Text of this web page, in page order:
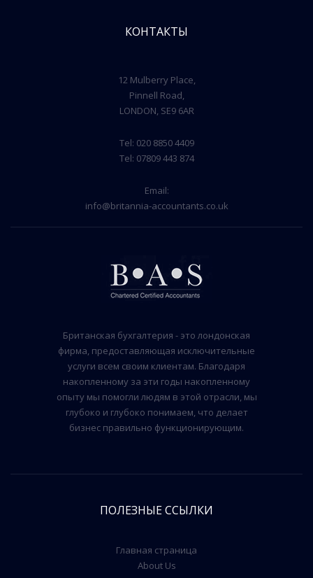
КОНТАКТЫ
12 Mulberry Place,
Pinnell Road,
LONDON, SE9 6AR
Tel: 020 8850 4409
Tel: 07809 443 874
Email:
info@britannia-accountants.co.uk
Британская бухгалтерия - это лондонская
фирма, предоставляющая исключительные
услуги всем своим клиентам. Благодаря
накопленному за эти годы накопленному
опыту мы помогли людям в этой отрасли, мы
глубоко и глубоко понимаем, что делает
бизнес правильно функционирующим.
ПОЛЕЗНЫЕ ССЫЛКИ
Главная страница
About Us